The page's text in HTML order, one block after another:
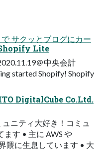
サクッとブログにカー
Shopify Lite
＠中央会計
started Shopify! Shopify
DigitalCube Co.Ltd.
ニティ大好き！コミュ
す • 主に AWS や
隈に生息しています • 大